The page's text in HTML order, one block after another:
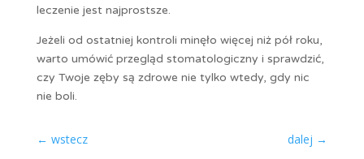
leczenie jest najprostsze.
Jeżeli od ostatniej kontroli minęło więcej niż pół roku,
warto umówić przegląd stomatologiczny i sprawdzić,
czy Twoje zęby są zdrowe nie tylko wtedy, gdy nic
nie boli.
← wstecz dalej →